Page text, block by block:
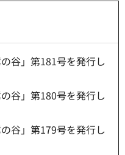
谷」第181号を発行し
谷」第180号を発行し
谷」第179号を発行し